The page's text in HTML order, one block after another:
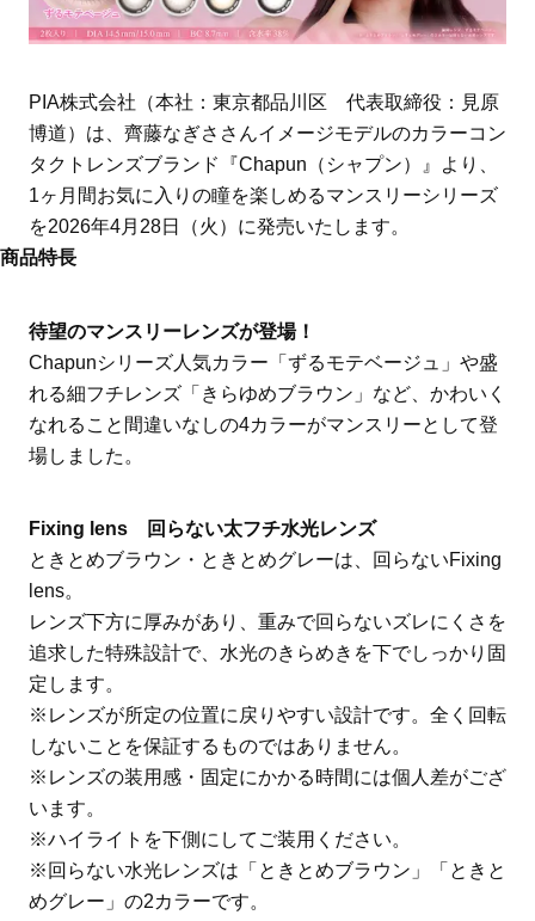
PIA株式会社（本社：東京都品川区 代表取締役：見原
博道）は、齊藤なぎささんイメージモデルのカラーコン
タクトレンズブランド『Chapun（シャプン）』より、
1ヶ月間お気に入りの瞳を楽しめるマンスリーシリーズ
を2026年4月28日（火）に発売いたします。
商品特長
待望のマンスリーレンズが登場！
Chapunシリーズ人気カラー「ずるモテベージュ」や盛
れる細フチレンズ「きらゆめブラウン」など、かわいく
なれること間違いなしの4カラーがマンスリーとして登
場しました。
Fixing lens 回らない太フチ水光レンズ
ときとめブラウン・ときとめグレーは、回らないFixing
lens。
レンズ下方に厚みがあり、重みで回らないズレにくさを
追求した特殊設計で、水光のきらめきを下でしっかり固
定します。
※レンズが所定の位置に戻りやすい設計です。全く回転
しないことを保証するものではありません。
※レンズの装用感・固定にかかる時間には個人差がござ
います。
※ハイライトを下側にしてご装用ください。
※回らない水光レンズは「ときとめブラウン」「ときと
めグレー」の2カラーです。